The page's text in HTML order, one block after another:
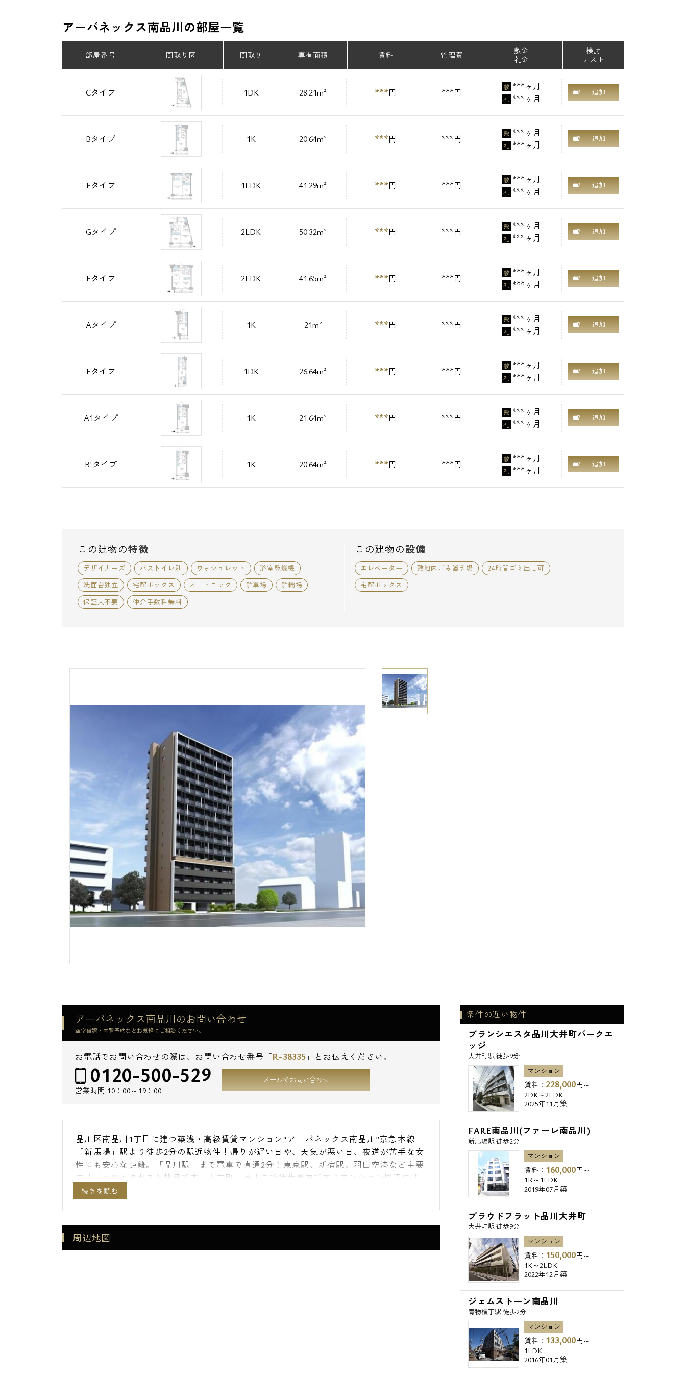
アーバネックス南品川の部屋一覧
部屋番号 間取り図 間取り 専有面積 賃料 管理費
敷金
礼金
検討
リスト
Cタイプ 1DK 28.21m² ***円 ***円 敷 ***ヶ月
礼 ***ヶ月
追加
Bタイプ 1K 20.64m² ***円 ***円 敷 ***ヶ月
礼 ***ヶ月
追加
Fタイプ 1LDK 41.29m² ***円 ***円 敷 ***ヶ月
礼 ***ヶ月
追加
Gタイプ 2LDK 50.32m² ***円 ***円 敷 ***ヶ月
礼 ***ヶ月
追加
Eタイプ 2LDK 41.65m² ***円 ***円 敷 ***ヶ月
礼 ***ヶ月
追加
Aタイプ 1K 21m² ***円 ***円 敷 ***ヶ月
礼 ***ヶ月
追加
Eタイプ 1DK 26.64m² ***円 ***円 敷 ***ヶ月
礼 ***ヶ月
追加
A1タイプ 1K 21.64m² ***円 ***円 敷 ***ヶ月
礼 ***ヶ月
追加
B'タイプ 1K 20.64m² ***円 ***円 敷 ***ヶ月
礼 ***ヶ月
追加
この建物の特徴
デザイナーズ バストイレ別 ウォシュレット
浴室乾燥機
洗面台独立
宅配ボックス オートロック 駐車場
駐輪場
保証人不要
仲介手数料無料
この建物の設備
エレベーター 敷地内ごみ置き場
24時間ゴミ出し可
宅配ボックス
アーバネックス南品川のお問い合わせ
空室確認・内覧予約などお気軽にご相談ください。
お電話でお問い合わせの際は、お問い合わせ番号「R-38335 」とお伝えください。
0120-500-529
営業時間 10：00～19：00
メールでお問い合わせ
品川区南品川1丁目に建つ築浅・高級賃貸マンション“アーバネックス南品川”京急本線
「新馬場」駅より徒歩2分の駅近物件！帰りが遅い日や、天気が悪い日、夜道が苦手な女
性にも安心な距離。「品川駅」まで電車で直通2分！東京駅、新宿駅、羽田空港など主要
エリアへのアクセスも快適です。大井町、品川まで徒歩圏内です♪マンション周辺には
スーパー、コンビニ、ドラッグストアもあり日用品のお買い物に便利な住環境です。お
部屋は1K～2LDKの間取りプランで単身者、2人入居、ファミリーまでご利用頂けます。
部）、y九室暖房乾燥機など設備も充実。
周辺地図
条件の近い物件
ブランシエスタ品川大井町パークエ
ッジ
大井町駅 徒歩9分
マンション
賃料： 228,000円～
2DK～2LDK
2025年11月築
FARE南品川(ファーレ南品川)
新馬場駅 徒歩2分
マンション
賃料： 160,000円～
1R～1LDK
2019年07月築
プラウドフラット品川大井町
大井町駅 徒歩9分
マンション
賃料： 150,000円～
1K～2LDK
2022年12月築
ジェムストーン南品川
青物横丁駅 徒歩2分
マンション
賃料： 133,000円～
1LDK
2016年01月築